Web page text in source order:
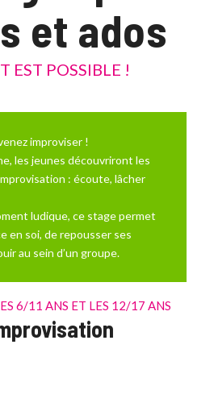
et ados
EST POSSIBLE !
improviser !
les jeunes découvriront les
: écoute, lâcher
ludique, ce stage permet
en soi, de repousser ses
au sein d’un groupe.
6/11 ANS ET LES 12/17 ANS